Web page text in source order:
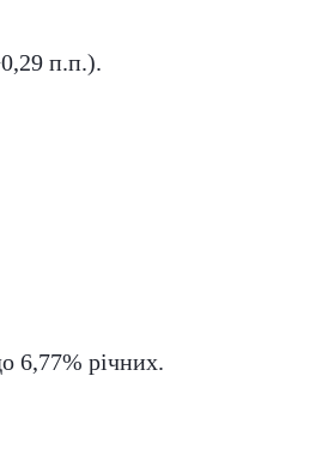
п.п.).
6,77% річних.